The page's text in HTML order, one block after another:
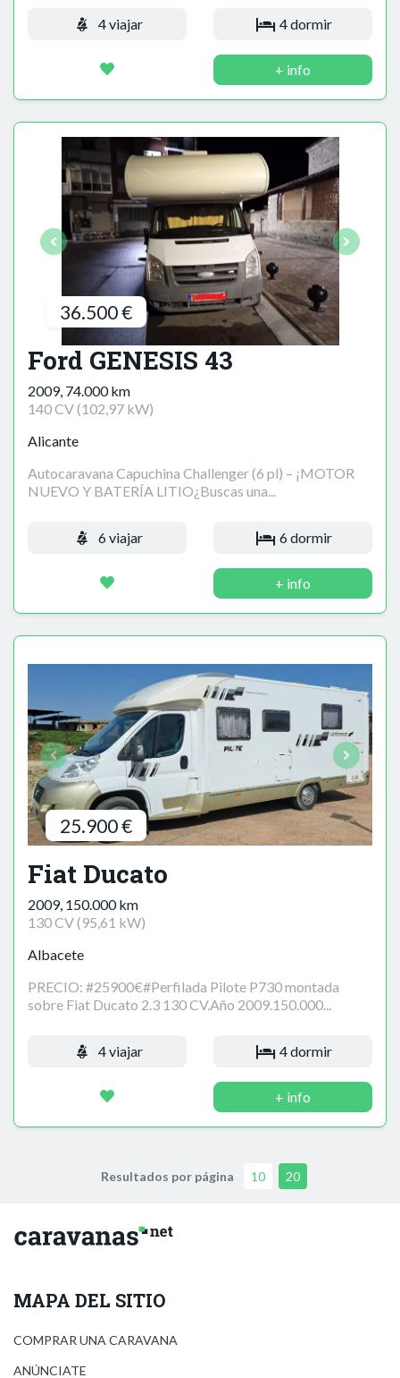
4 viajar 4 dormir
+ info
36.500 €
Ford GENESIS 43
2009, 74.000 km
140 CV (102,97 kW)
Alicante
Autocaravana Capuchina Challenger (6 pl) – ¡MOTOR
NUEVO Y BATERÍA LITIO¿Buscas una...
6 viajar 6 dormir
+ info
25.900 €
Fiat Ducato
2009, 150.000 km
130 CV (95,61 kW)
Albacete
PRECIO: #25900€#Perfilada Pilote P730 montada
sobre Fiat Ducato 2.3 130 CV.Año 2009.150.000...
4 viajar 4 dormir
+ info
Resultados por página 10 20
MAPA DEL SITIO
COMPRAR UNA CARAVANA
ANÚNCIATE